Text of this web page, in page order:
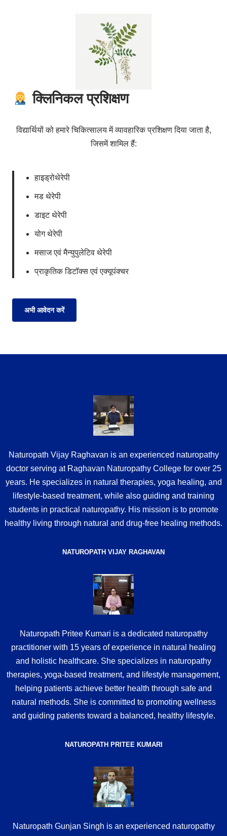
क्लिनिकल प्रशिक्षण
विद्यार्थियों को हमारे चिकित्सालय में व्यावहारिक प्रशिक्षण दिया जाता है,
जिसमें शामिल हैं:
हाइड्रोथेरेपी
मड थेरेपी
डाइट थेरेपी
योग थेरेपी
मसाज एवं मैन्युपुलेटिव थेरेपी
प्राकृतिक डिटॉक्स एवं एक्यूपंक्चर
अभी आवेदन करें
Naturopath Vijay Raghavan is an experienced naturopathy
doctor serving at Raghavan Naturopathy College for over 25
years. He specializes in natural therapies, yoga healing, and
lifestyle-based treatment, while also guiding and training
students in practical naturopathy. His mission is to promote
healthy living through natural and drug-free healing methods.
NATUROPATH VIJAY RAGHAVAN
Naturopath Pritee Kumari is a dedicated naturopathy
practitioner with 15 years of experience in natural healing
and holistic healthcare. She specializes in naturopathy
therapies, yoga-based treatment, and lifestyle management,
helping patients achieve better health through safe and
natural methods. She is committed to promoting wellness
and guiding patients toward a balanced, healthy lifestyle.
NATUROPATH PRITEE KUMARI
Naturopath Gunjan Singh is an experienced naturopathy